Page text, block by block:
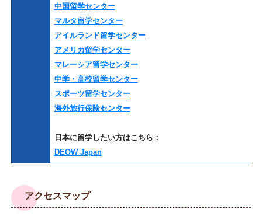
中国留学センター
マルタ留学センター
アイルランド留学センター
アメリカ留学センター
マレーシア留学センター
中学・高校留学センター
スポーツ留学センター
海外旅行保険センター
日本に留学したい方はこちら：
DEOW Japan
アクセスマップ